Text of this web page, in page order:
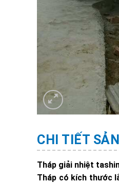
CHI TIẾT
Tháp giải nhiệt
Tháp có kích thước